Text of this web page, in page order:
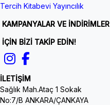
Tercih Kitabevi Yayıncılık
KAMPANYALAR VE İNDİRİMLER
İÇİN BİZİ TAKİP EDİN!
İLETİŞİM
Sağlık Mah.Ataç 1 Sokak
No:7/B ANKARA/ÇANKAYA